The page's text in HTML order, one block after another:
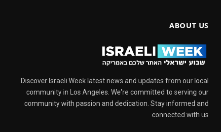
ABOUT US
Discover Israeli Week latest news and updates from our local
community in Los Angeles. We're committed to serving our
community with passion and dedication. Stay informed and
connected with us